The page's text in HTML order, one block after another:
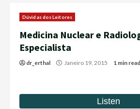
Dúvidas dos Leitores
Medicina Nuclear e
Especialista
dr_erthal Janeiro 19, 2015 1 min read